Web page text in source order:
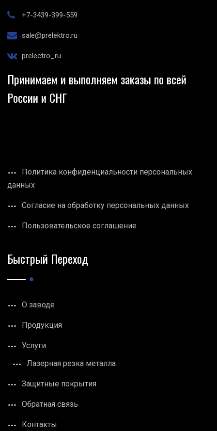
+7-3439-399-559
sale@prelektro.ru
prelectro_ru
Принимаем и выполняем заказы по всей
России и СНГ
Политика конфиденциальности персональных
данных
Согласие на обработку персональных данных
Пользовательское соглашение
Быстрый Переход
О заводе
Продукция
Услуги
Лазерная резка металла
Защитные покрытия
Обратная связь
Контакты